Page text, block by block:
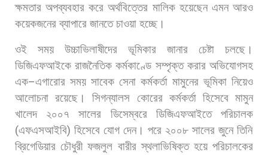
ক্ষমতার অপব্যবহার করে অর্থবিত্তের মালিক হয়েছেন এমন আরও
কয়েকজনের ব্যাপারে জানতে চাওয়া হচ্ছে।
ওই সময় উচ্চাভিলাষীদের ভূমিকার জানার চেষ্টা
চলছে।
ডিজিএফআইকে রাজনৈতিক কর্মকাণ্ডে সম্পৃক্ত করার অভিযোগসহ
এক–এগারোর সময় সাবেক সেনা কর্মকর্তা মামুনের ভূমিকা নিয়েও
আলোচনা রয়েছে। সিগন্যালস কোরের কর্মকর্তা হিসেবে মামুন
খালেদ
২০০৭ সালের ডিসেম্বরে ডিজিএফআইতে পরিচালক
(এফএসআইবি) হিসেবে যোগ দেন। পরে ২০০৮ সালের জুনে তিনি
ব্রিগেডিয়ার চৌধুরী ফজলুল বারীর স্থলাভিষিক্ত হয়ে পরিচালকের